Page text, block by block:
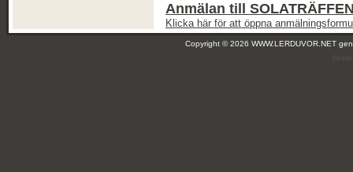
Anmälan till
Klicka här för att öppna
Copyright © 2026 WWW.LERDUVOR.NET